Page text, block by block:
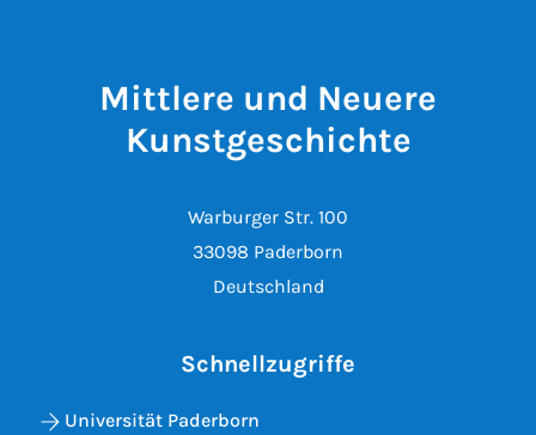
Mittlere und Neuere
Kunstgeschichte
Warburger Str. 100
33098 Paderborn
Deutschland
Schnellzugriffe
Universität Paderborn